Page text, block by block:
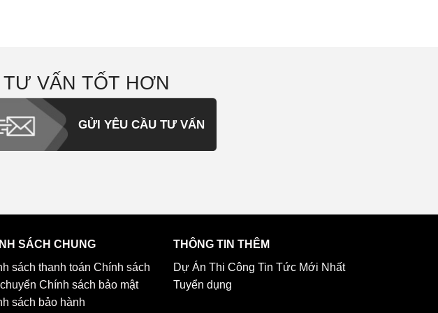
VẤN TỐT HƠN
GỬI YÊU CẦU TƯ VẤN
SÁCH CHUNG
sách thanh toán Chính sách
Chính sách bảo mật
sách bảo hành
THÔNG TIN THÊM
Dự Án Thi Công Tin Tức Mới Nhất
Tuyển dụng